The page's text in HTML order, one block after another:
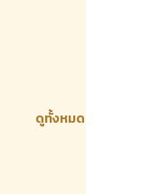
ดูทั้งหมด